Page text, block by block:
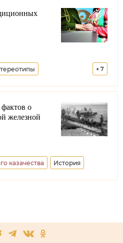
Водолацкий
+ 7
и зарубежья
Московская область
Красноярский край РПЦ
о
железной
казачества История